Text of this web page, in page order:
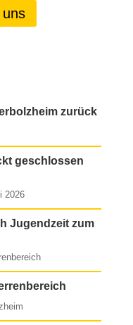
uns
zurück
geschlossen
2026
Jugendzeit zum